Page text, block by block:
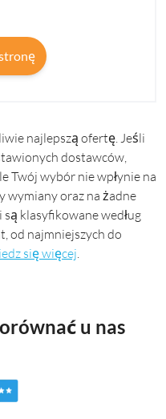
najlepszą ofertę. Jeśli
dostawców,
Twój wybór nie wpłynie na
wymiany oraz na żadne
klasyfikowane według
od najmniejszych do
się więcej.
u nas